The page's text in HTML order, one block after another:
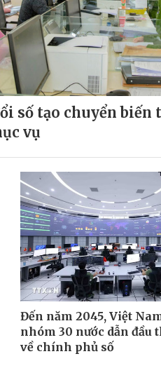
số tạo chuyển biến
vụ
Đến năm 2045, Việt
nhóm 30 nước dẫn đầu
về chính phủ số